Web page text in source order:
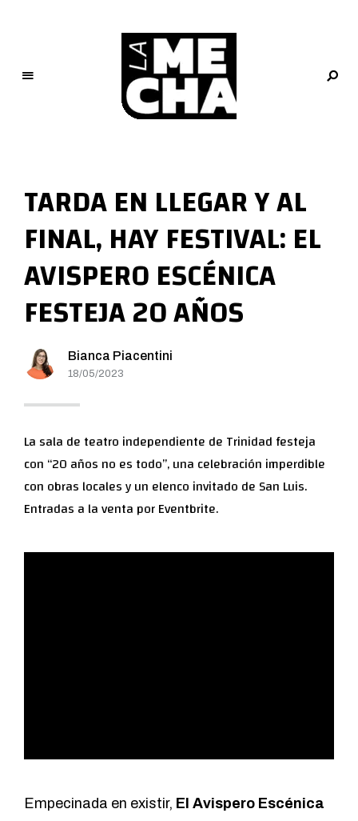
M
e
c
h
a
PERIODISMO DIGITAL
TARDA EN LLEGAR Y AL
FINAL, HAY FESTIVAL: EL
AVISPERO ESCÉNICA
FESTEJA 20 AÑOS
Bianca Piacentini
18/05/2023
La sala de teatro independiente de Trinidad festeja
con “20 años no es todo”, una celebración imperdible
con obras locales y un elenco invitado de San Luis.
Entradas a la venta por Eventbrite.
Empecinada en existir, El Avispero Escénica